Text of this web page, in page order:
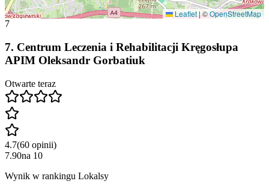
Leaflet|©OpenStreetMap
7
7. Centrum Leczenia i Rehabilitacji Kręgosłupa
APIM Oleksandr Gorbatiuk
Otwarte teraz
4.7(60 opinii)
7.90na 10
Wynik w rankingu Lokalsy